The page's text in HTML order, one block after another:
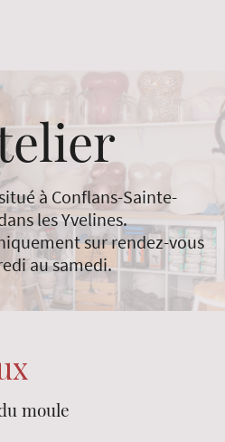
à Conflans-Sainte-
les Yvelines.
sur rendez-vous
au samedi.
moule